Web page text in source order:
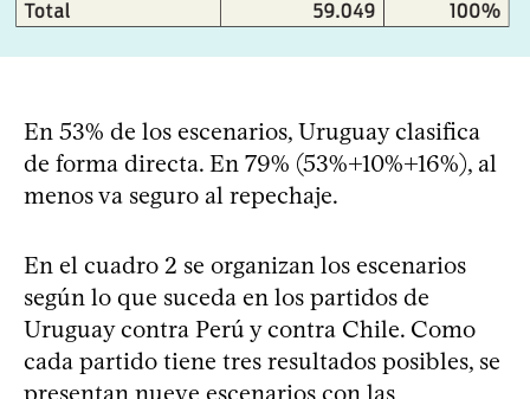
En 53% de los escenarios, Uruguay clasifica
de forma directa. En 79% (53%+10%+16%), al
menos va seguro al repechaje.
En el cuadro 2 se organizan los escenarios
según lo que suceda en los partidos de
Uruguay contra Perú y contra Chile. Como
cada partido tiene tres resultados posibles, se
presentan nueve escenarios con las